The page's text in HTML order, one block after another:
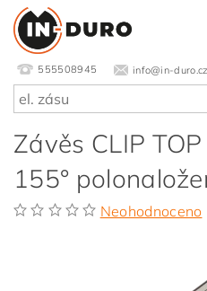
555508945 info@in-duro.cz
Závěs CLIP
155°
Neohodnoceno